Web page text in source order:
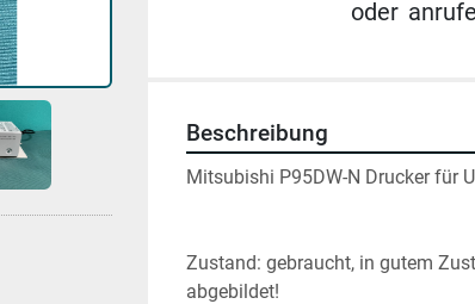
oder
Beschreibung
Mitsubishi P95DW-N Drucker für
Zustand: gebraucht, in gutem
abgebildet!